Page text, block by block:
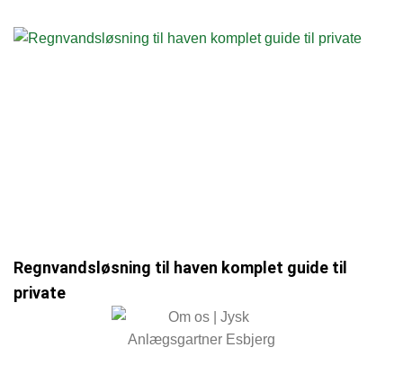
Regnvandsløsning til haven komplet guide til
private